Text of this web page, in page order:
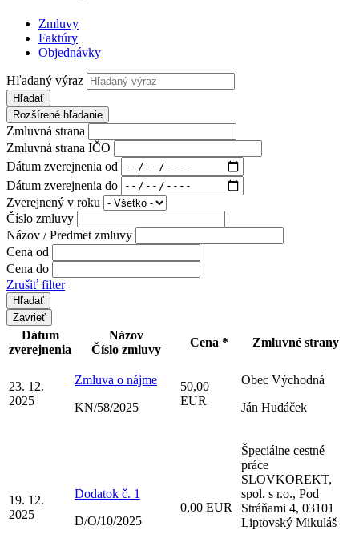
Zmluvy
Faktúry
Objednávky
Hľadaný výraz
Hľadať
Rozšírené hľadanie
Zmluvná strana
Zmluvná strana IČO
Dátum zverejnenia od
Dátum zverejnenia do
Zverejnený v roku
Číslo zmluvy
Názov / Predmet zmluvy
Cena od
Cena do
Zrušiť filter
Zavrieť
Dátum
zverejnenia
Názov
Číslo zmluvy
Cena * Zmluvné strany
23. 12.
2025
Zmluva o nájme
KN/58/2025
50,00
EUR
Obec Východná
Ján Hudáček
19. 12.
2025
Dodatok č. 1
D/O/10/2025
0,00 EUR
Špeciálne cestné
práce
SLOVKOREKT,
spol. s r.o., Pod
Stráňami 4, 03101
Liptovský Mikuláš